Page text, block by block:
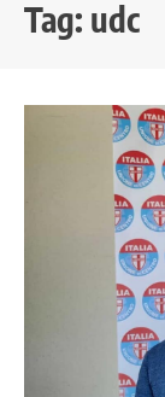
Tag: udc